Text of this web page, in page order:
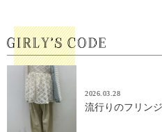
2026.03.28
流行りのフリン